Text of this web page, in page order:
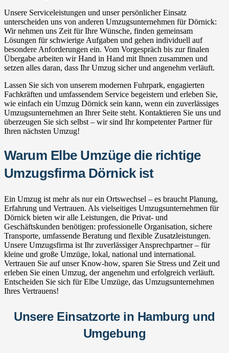
Unsere Serviceleistungen und unser persönlicher Einsatz
unterscheiden uns von anderen Umzugsunternehmen für Dörnick:
Wir nehmen uns Zeit für Ihre Wünsche, finden gemeinsam
Lösungen für schwierige Aufgaben und gehen individuell auf
besondere Anforderungen ein. Vom Vorgespräch bis zur finalen
Übergabe arbeiten wir Hand in Hand mit Ihnen zusammen und
setzen alles daran, dass Ihr Umzug sicher und angenehm verläuft.
Lassen Sie sich von unserem modernen Fuhrpark, engagierten
Fachkräften und umfassendem Service begeistern und erleben Sie,
wie einfach ein Umzug Dörnick sein kann, wenn ein zuverlässiges
Umzugsunternehmen an Ihrer Seite steht. Kontaktieren Sie uns und
überzeugen Sie sich selbst – wir sind Ihr kompetenter Partner für
Ihren nächsten Umzug!
Warum Elbe Umzüge die richtige
Umzugsfirma Dörnick ist
Ein Umzug ist mehr als nur ein Ortswechsel – es braucht Planung,
Erfahrung und Vertrauen. Als vielseitiges Umzugsunternehmen für
Dörnick bieten wir alle Leistungen, die Privat- und
Geschäftskunden benötigen: professionelle Organisation, sichere
Transporte, umfassende Beratung und flexible Zusatzleistungen.
Unsere Umzugsfirma ist Ihr zuverlässiger Ansprechpartner – für
kleine und große Umzüge, lokal, national und international.
Vertrauen Sie auf unser Know-how, sparen Sie Stress und Zeit und
erleben Sie einen Umzug, der angenehm und erfolgreich verläuft.
Entscheiden Sie sich für Elbe Umzüge, das Umzugsunternehmen
Ihres Vertrauens!
Unsere Einsatzorte in Hamburg und
Umgebung